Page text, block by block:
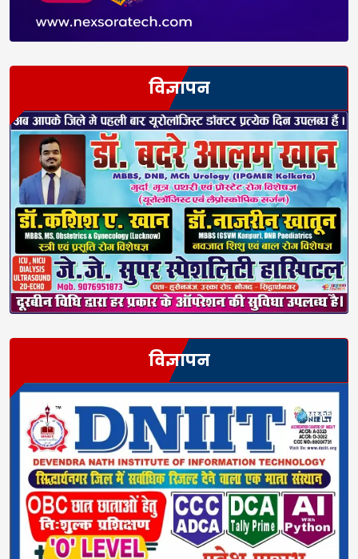
विज्ञापन
विज्ञापन